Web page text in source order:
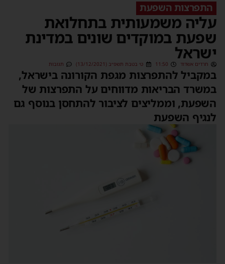
התפרצות השפעת
עליה משמעותית בתחלואת
שפעת במוקדים שונים במדינת
ישראל
חרדים אשדוד 11:50 ט׳ בטבת תשפ״ב (13/12/2021) תגובות
במקביל להתפרצות מגפת הקורונה בישראל,
במשרד הבריאות מדווחים על התפרצות של
השפעת, וממליצים לציבור להתחסן בנוסף גם
לנגיף השפעת